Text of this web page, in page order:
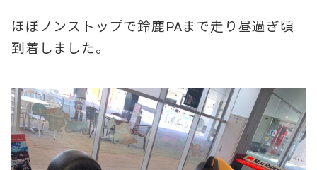
ほぼノンストップで鈴鹿PAまで走り昼過ぎ頃
到着しました。